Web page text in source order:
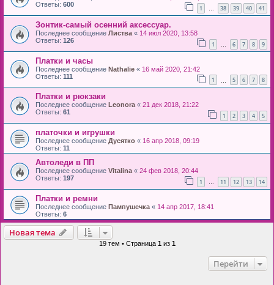
Ответы: 600 1 … 38 39 40 41
Зонтик-самый осенний аксессуар.
Последнее сообщение Листва « 14 июл 2020, 13:58
Ответы: 126 1 … 6 7 8 9
Платки и часы
Последнее сообщение Nathalie « 16 май 2020, 21:42
Ответы: 111 1 5 6 7 8
Платки и рюкзаки
Последнее сообщение Leonora « 21 дек 2018, 21:22
Ответы: 61 1 2 3 4 5
платочки и игрушки
Последнее сообщение Дусятко « 16 апр 2018, 09:19
Ответы: 11
Автоледи в ПП
Последнее сообщение Vitalina « 24 фев 2018, 20:44
Ответы: 197 1 11 12 13 14
Платки и ремни
Последнее сообщение Пампушечка « 14 апр 2017, 18:41
Ответы: 6
Новая тема
19 тем • Страница 1из 1
Перейти